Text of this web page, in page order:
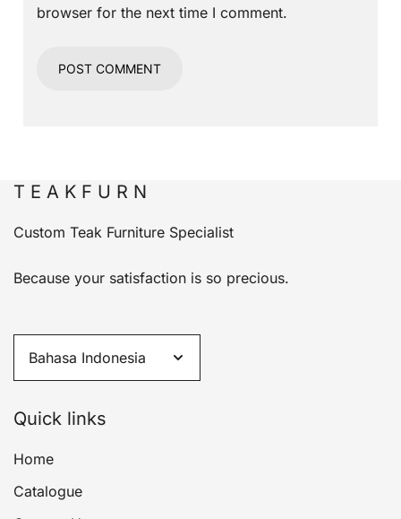
browser for the next time I comment.
T E A K F U R N
Custom Teak Furniture Specialist
Because your satisfaction is so precious.
Quick links
Home
Catalogue